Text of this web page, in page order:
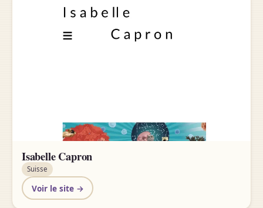
Isabelle Capron
Suisse
Voir le site →